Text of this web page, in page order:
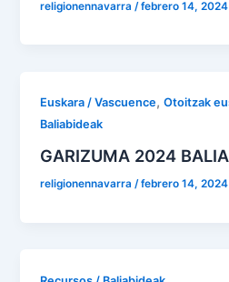
religionennavarra /febrero 14, 2024
Euskara / Vascuence,Otoitzak
Baliabideak
GARIZUMA 2024
religionennavarra/febrero 14, 2024